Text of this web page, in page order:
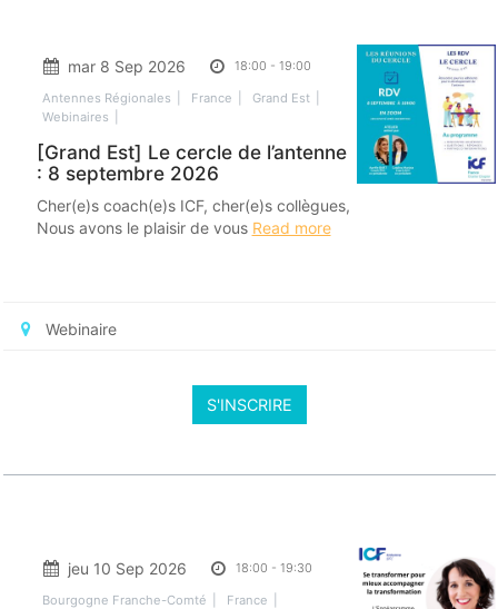
mar 8 Sep 2026 18:00 - 19:00
Antennes Régionales France
Grand Est
Webinaires
[Grand Est] Le cercle de l’antenne
: 8 septembre 2026
Cher(e)s coach(e)s ICF, cher(e)s collègues,
Nous avons le plaisir de vous Read more
Webinaire
S'INSCRIRE
jeu 10 Sep 2026 18:00 - 19:30
Bourgogne Franche-Comté
France